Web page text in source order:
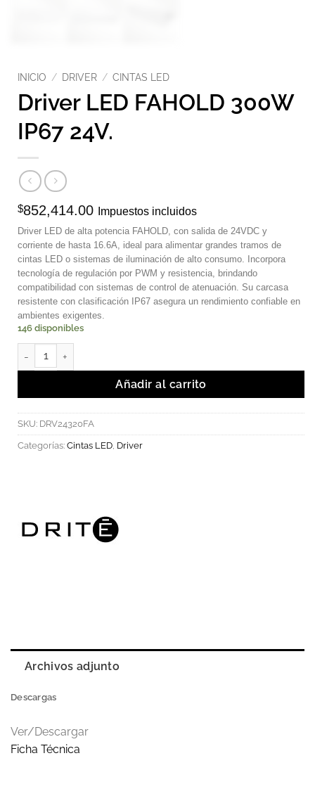
INICIO / DRIVER / CINTAS LED
Driver LED FAHOLD 300W
IP67 24V.
$852,414.00 Impuestos incluidos
Driver LED de alta potencia FAHOLD, con salida de 24VDC y
corriente de hasta 16.6A, ideal para alimentar grandes tramos de
cintas LED o sistemas de iluminación de alto consumo. Incorpora
tecnología de regulación por PWM y resistencia, brindando
compatibilidad con sistemas de control de atenuación. Su carcasa
resistente con clasificación IP67 asegura un rendimiento confiable en
ambientes exigentes.
146 disponibles
Driver LED FAHOLD 300W IP67 24V. cantidad
Añadir al carrito
SKU: DRV24320FA
Categorías: Cintas LED, Driver
Archivos adjunto
Descargas
Ver/Descargar
Ficha Técnica